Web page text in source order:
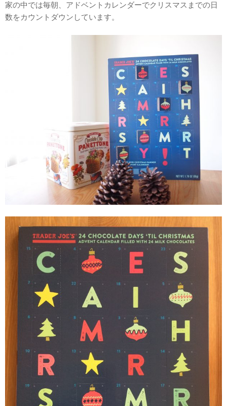
家の中では毎朝、アドベントカレンダーでクリスマスまでの日
数をカウントダウンしています。